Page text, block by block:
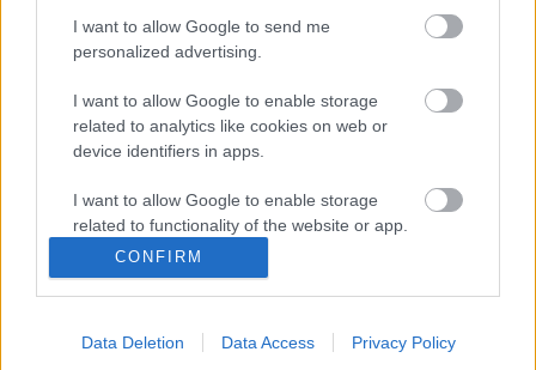
I want to allow Google to send me
personalized advertising.
I want to allow Google to enable storage
related to analytics like cookies on web or
device identifiers in apps.
I want to allow Google to enable storage
related to functionality of the website or app.
I want to allow Google to enable storage
related to personalization.
I want to allow Google to enable storage
CONFIRM
Data Deletion Data Access Privacy Policy
МЕЖДУНАРОДНЫЙ ДЕНЬ ТЕАТРА! В программе
вечера: 1. Приветственное слово и поклон
З.Зихерман (2…
Március 21-én Viszockijt idézik meg
az OKK-ban
szlavtextus•2013. március 16.
Március 21-én a költészet világnapja alkalmából
Vlagyimir Viszockij dalaiból és verseiből idéznek a
budapesti Orosz Kulturális Központban. Helyszín: